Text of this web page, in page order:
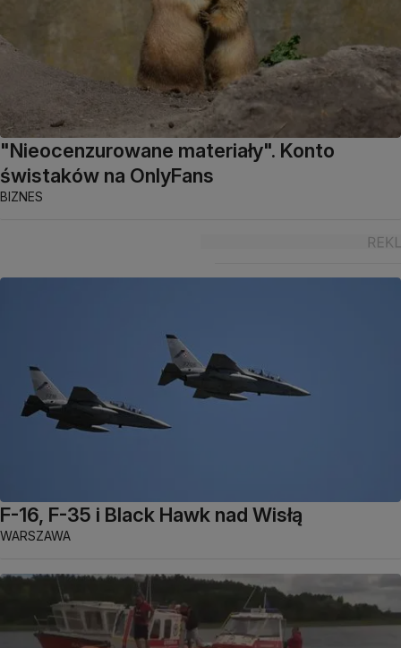
"Nieocenzurowane materiały". Konto
świstaków na OnlyFans
BIZNES
F-16, F-35 i Black Hawk nad Wisłą
WARSZAWA